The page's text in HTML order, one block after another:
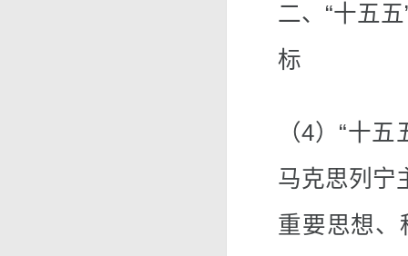
二、“十五
标
（4）“十
马克思列宁
重要思想、